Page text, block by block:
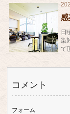
日
染
て
コメント
フォーム